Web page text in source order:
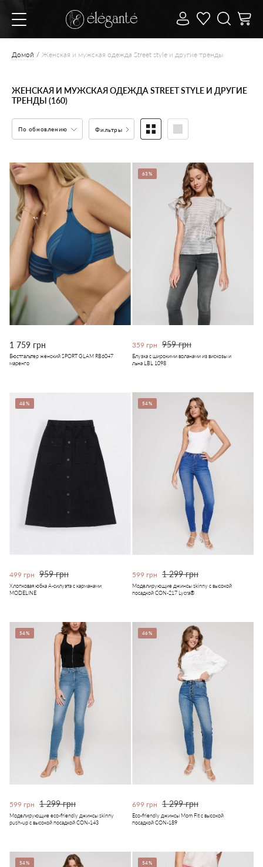
Домой Женская и мужская одежда Street style и другие тренды
ЖЕНСКАЯ И МУЖСКАЯ ОДЕЖДА STREET STYLE И ДРУГИЕ
ТРЕНДЫ (160)
По обновлению Фильтры
1 759 грн
Бюстгальтер женский SPORT GLAM RB6047
маренго
63%
359 грн 959 грн
Блузка с широкими воланами из вискозы и
льна LBL 1098
48%
499 грн 959 грн
Хлопковая юбка А-силуэта с карманами
MODELINE
54%
599 грн 1 299 грн
Моделирующие джинсы skinny с высокой
посадкой CON-217 Lycra®
54%
599 грн 1 299 грн
Моделирующие eco-friendly джинсы skinny
push-up с высокой посадкой CON-143
46%
699 грн 1 299 грн
Eco-friendly джинсы Mom Fit с высокой
посадкой CON-189
54% 54%